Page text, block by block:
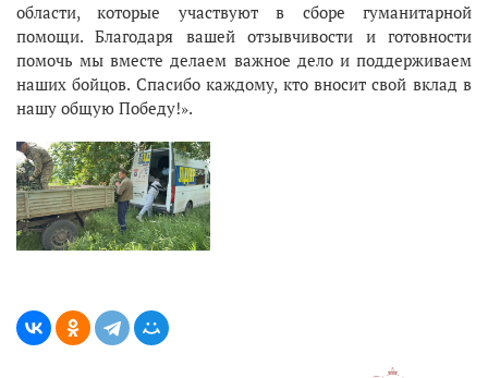
области, которые участвуют в сборе гуманитарной
помощи. Благодаря вашей отзывчивости и готовности
помочь мы вместе делаем важное дело и поддерживаем
наших бойцов. Спасибо каждому, кто вносит свой вклад в
нашу общую Победу!».